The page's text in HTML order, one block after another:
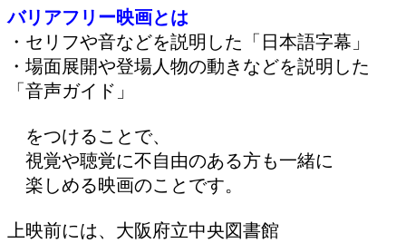
バリアフリー映画とは
・セリフや音などを説明した「日本語字幕」
・場面展開や登場人物の動きなどを説明した
「音声ガイド」
をつけることで、
視覚や聴覚に不自由のある方も一緒に
楽しめる映画のことです。
上映前には、大阪府立中央図書館